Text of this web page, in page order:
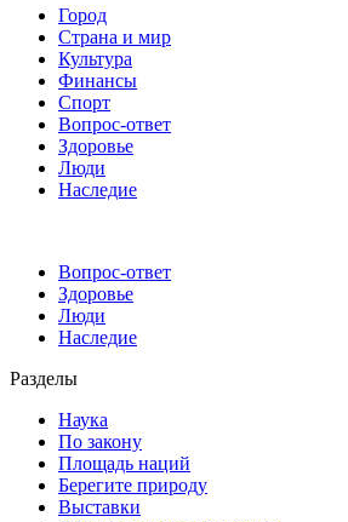
Город
Страна и мир
Культура
Финансы
Спорт
Вопрос-ответ
Здоровье
Люди
Наследие
Вопрос-ответ
Здоровье
Люди
Наследие
Разделы
Наука
По закону
Площадь наций
Берегите природу
Выставки